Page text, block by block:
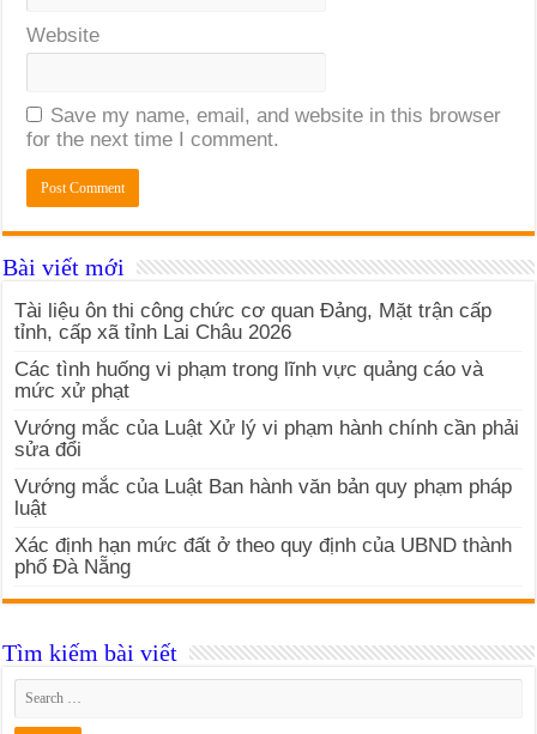
Website
Save my name, email, and website in this browser
for the next time I comment.
Bài viết mới
Tài liệu ôn thi công chức cơ quan Đảng, Mặt trận cấp
tỉnh, cấp xã tỉnh Lai Châu 2026
Các tình huống vi phạm trong lĩnh vực quảng cáo và
mức xử phạt
Vướng mắc của Luật Xử lý vi phạm hành chính cần phải
sửa đổi
Vướng mắc của Luật Ban hành văn bản quy phạm pháp
luật
Xác định hạn mức đất ở theo quy định của UBND thành
phố Đà Nẵng
Tìm kiếm bài viết